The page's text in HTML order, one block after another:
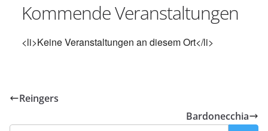
Kommende Veranstaltungen
<li>Keine Veranstaltungen an diesem Ort</li>
Reingers
Bardonecchia